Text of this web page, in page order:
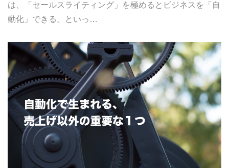
は、「セールスライティング」を極めるとビジネスを「自
動化」できる。といっ…